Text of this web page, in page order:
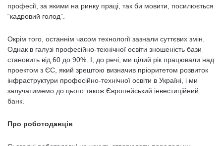
професії, за якими на ринку праці, так би мовити, посилюється
“кадровий голод”.
Окрім того, останнім часом технології зазнали суттєвих змін.
Однак в галузі професійно-технічної освіти зношеність бази
становить від 60 до 90%. І, до речі, ми цілий рік працювали над
проектом з ЄС, який зрештою визначив пріоритетом розвиток
інфраструктури професійно-технічної освіти в Україні, і ми
залучатимемо до цього також Європейський інвестиційний
банк.
Про роботодавців